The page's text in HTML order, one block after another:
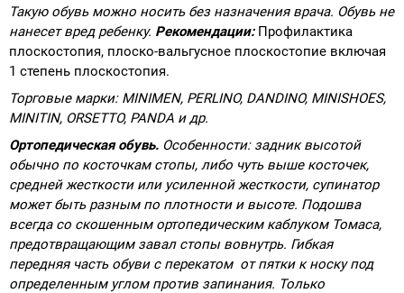
Такую обувь можно носить без назначения врача. Обувь не
нанесет вред ребенку. Рекомендации: Профилактика
плоскостопия, плоско-вальгусное плоскостопие включая
1 степень плоскостопия.
Торговые марки: MINIMEN, PERLINO, DANDINO, MINISHOES,
MINITIN, ORSETTO, PANDA и др.
Ортопедическая обувь. Особенности:задник высотой
обычно по косточкам стопы, либо чуть выше косточек,
средней жесткости или усиленной жесткости, супинатор
может быть разным по плотности и высоте. Подошва
всегда со скошенным ортопедическим каблуком Томаса,
предотвращающим завал стопы вовнутрь. Гибкая
передняя часть обуви с перекатом от пятки к носку под
определенным углом против запинания. Только